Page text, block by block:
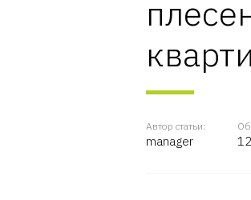
Автор статьи:
manager